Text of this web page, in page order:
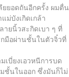
ยอดถันอีกครั้ง ผมตื่น
ม่บังเกิดเกล้า
ยนิ้วสะกิดเบา ๆ ที่
กมือผ่านชั้นในตัวจิ๋วที่
บี่ยงเอวหนีการบด
มชั้นในออก ซึ่งมันก็ไม่